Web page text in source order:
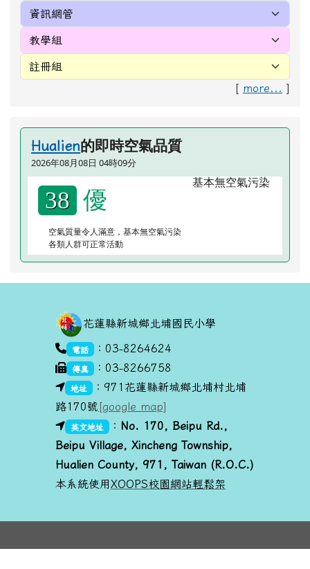
[ more... ]
Hualien的即時空氣品質
2026年08月08日 04時09分
38 優
空氣質量令人滿意，基本無空氣污染
各類人群可正常活動
花蓮縣新城鄉北埔國民小學
link to https://goo.gl/maps/dUx2GHvcPmq
電話 ：03-8264624
傳真
：03-8266758
link to https://goo.gl/maps/dUx2GHvcPmq
地址
：971花蓮縣新城鄉北埔村北埔
路170號 [google map]
link to https://goo.gl/maps/dUx2GHvcPmq
link to https://goo.gl/maps/dUx2GHvcPmq
英文地址 ： No. 170, Beipu Rd.,
Beipu Village, Xincheng Township,
Hualien County, 971, Taiwan (R.O.C.)
本系統使用 XOOPS校園網站輕鬆架